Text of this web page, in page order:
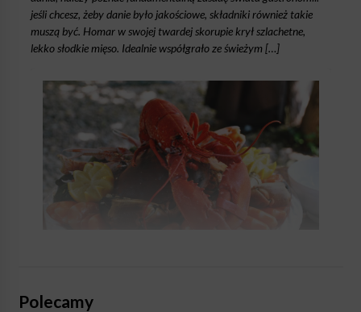
jeśli chcesz, żeby danie było jakościowe, składniki również takie
muszą być. Homar w swojej twardej skorupie krył szlachetne,
lekko słodkie mięso. Idealnie współgrało ze świeżym […]
Polecamy